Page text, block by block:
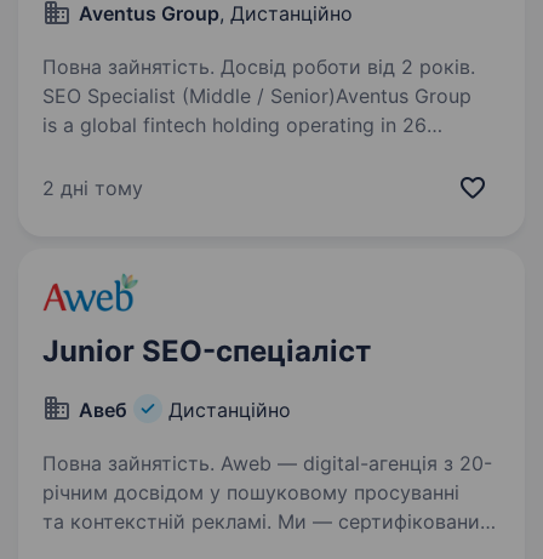
Aventus Group, Дистанційно
Повна зайнятість. Досвід роботи від 2 років.
SEO Specialist (Middle / Senior)Aventus Group
is a global fintech holding operating in 26
As we continue expanding and strengthening our
2 дні тому
Junior SEO-спеціаліст
Авеб Дистанційно
Повна зайнятість. Awеb — digital-агенція з 20-
річним досвідом у пошуковому просуванні
та контекстній рекламі. Ми — сертифікований